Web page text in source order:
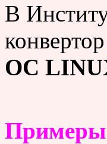
В
конвертор
ОС
Примеры